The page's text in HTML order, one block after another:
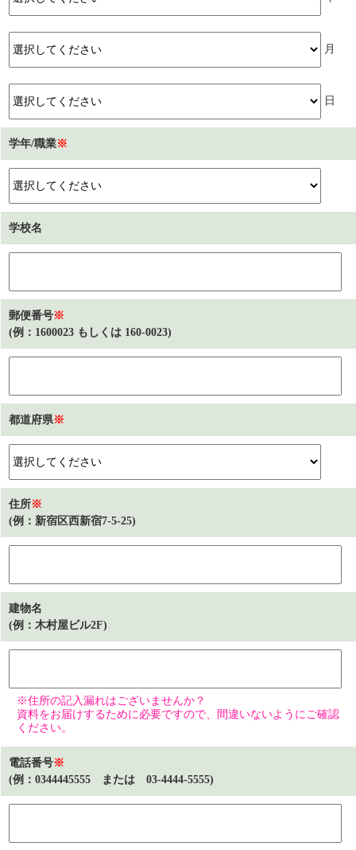
月
日
学年/職業※
学校名
郵便番号※
(例：1600023 もしくは 160-0023)
都道府県※
住所※
(例：新宿区西新宿7-5-25)
建物名
(例：木村屋ビル2F)
※住所の記入漏れはございませんか？
資料をお届けするために必要ですので、間違いないようにご確認
ください。
電話番号※
(例：0344445555 または 03-4444-5555)